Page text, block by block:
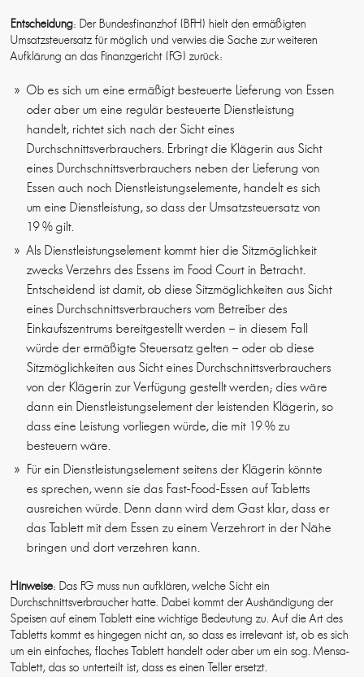
Entscheidung: Der Bundesfinanzhof (BFH) hielt den ermäßigten
Umsatzsteuersatz für möglich und verwies die Sache zur weiteren
Aufklärung an das Finanzgericht (FG) zurück:
Ob es sich um eine ermäßigt besteuerte Lieferung von Essen
oder aber um eine regulär besteuerte Dienstleistung
handelt, richtet sich nach der Sicht eines
Durchschnittsverbrauchers. Erbringt die Klägerin aus Sicht
eines Durchschnittsverbrauchers neben der Lieferung von
Essen auch noch Dienstleistungselemente, handelt es sich
um eine Dienstleistung, so dass der Umsatzsteuersatz von
19 % gilt.
Als Dienstleistungselement kommt hier die Sitzmöglichkeit
zwecks Verzehrs des Essens im Food Court in Betracht.
Entscheidend ist damit, ob diese Sitzmöglichkeiten aus Sicht
eines Durchschnittsverbrauchers vom Betreiber des
Einkaufszentrums bereitgestellt werden – in diesem Fall
würde der ermäßigte Steuersatz gelten – oder ob diese
Sitzmöglichkeiten aus Sicht eines Durchschnittsverbrauchers
von der Klägerin zur Verfügung gestellt werden; dies wäre
dann ein Dienstleistungselement der leistenden Klägerin, so
dass eine Leistung vorliegen würde, die mit 19 % zu
besteuern wäre.
Für ein Dienstleistungselement seitens der Klägerin könnte
es sprechen, wenn sie das Fast-Food-Essen auf Tabletts
ausreichen würde. Denn dann wird dem Gast klar, dass er
das Tablett mit dem Essen zu einem Verzehrort in der Nähe
bringen und dort verzehren kann.
Hinweise: Das FG muss nun aufklären, welche Sicht ein
Durchschnittsverbraucher hatte. Dabei kommt der Aushändigung der
Speisen auf einem Tablett eine wichtige Bedeutung zu. Auf die Art des
Tabletts kommt es hingegen nicht an, so dass es irrelevant ist, ob es sich
um ein einfaches, flaches Tablett handelt oder aber um ein sog. Mensa-
Tablett, das so unterteilt ist, dass es einen Teller ersetzt.